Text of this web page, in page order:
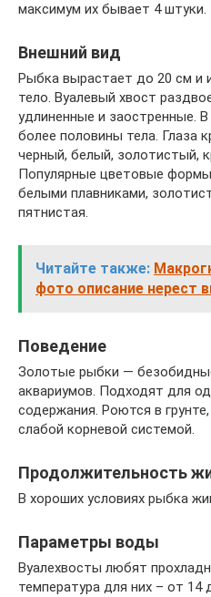
максимум их бывает 4 штуки.
Внешний вид
Рыбка вырастает до 20 см и
тело. Вуалевый хвост
удлиненные и заостренные.
более половины тела. Глаза
черный, белый, золотистый,
Популярные цветовые
белыми плавниками,
пятнистая.
Читайте также:
фото описание нерест
Поведение
Золотые рыбки —
аквариумов. Подходят для
содержания. Роются в
слабой корневой системой.
Продолжительность
В хороших условиях рыбка
Параметры воды
Вуалехвосты любят
температура для них – от 14